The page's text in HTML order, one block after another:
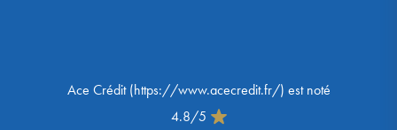
Ace Crédit(https://www.acecredit.fr/) est noté
4.8/5